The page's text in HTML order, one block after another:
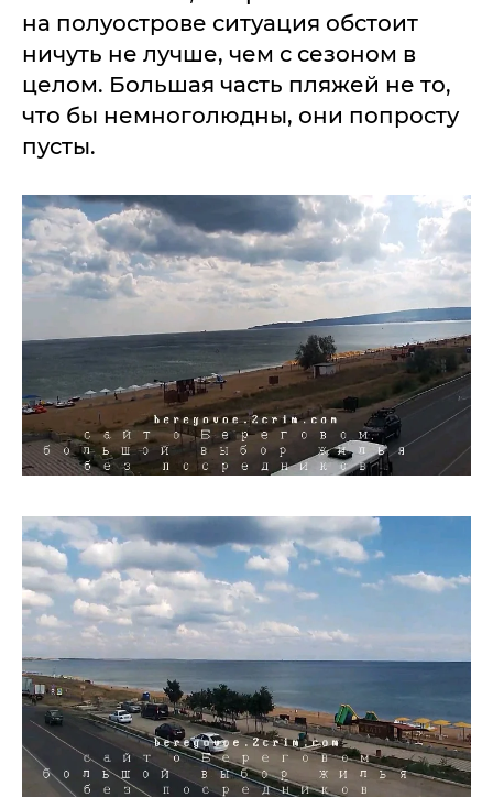
на полуострове ситуация обстоит
ничуть не лучше, чем с сезоном в
целом. Большая часть пляжей не то,
что бы немноголюдны, они попросту
пусты.